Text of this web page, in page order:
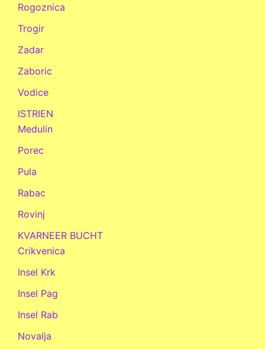
Rogoznica
Trogir
Zadar
Zaboric
Vodice
ISTRIEN
Medulin
Porec
Pula
Rabac
Rovinj
KVARNEER BUCHT
Crikvenica
Insel Krk
Insel Pag
Insel Rab
Novalja